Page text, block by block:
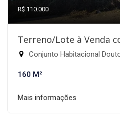
R$ 110.000
Terreno/Lote à Venda
Conjunto Habitacional
160 M²
Mais informações